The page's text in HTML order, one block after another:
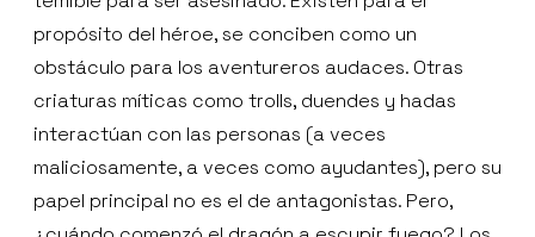
propósito del héroe, se conciben como un
obstáculo para los aventureros audaces. Otras
criaturas míticas como trolls, duendes y hadas
interactúan con las personas (a veces
maliciosamente, a veces como ayudantes), pero su
papel principal no es el de antagonistas. Pero,